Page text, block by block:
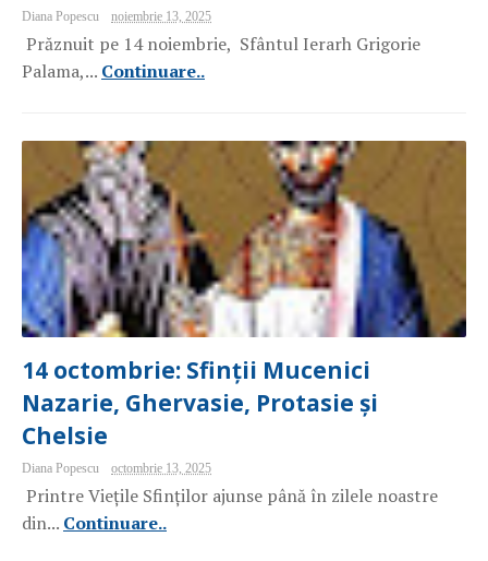
Diana Popescu noiembrie 13, 2025
Prăznuit pe 14 noiembrie, Sfântul Ierarh Grigorie
Palama,... Continuare..
14 octombrie: Sfinții Mucenici
Nazarie, Ghervasie, Protasie și
Chelsie
Diana Popescu octombrie 13, 2025
Printre Viețile Sfinților ajunse până în zilele noastre
din... Continuare..